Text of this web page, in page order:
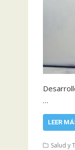
…
LEER
Salud y